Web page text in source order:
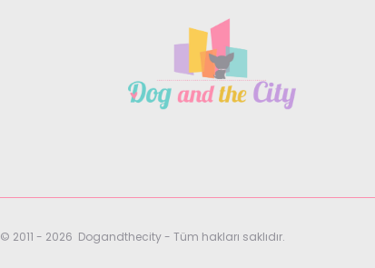
© 2011 - 2026 Dogandthecity - Tüm hakları saklıdır.